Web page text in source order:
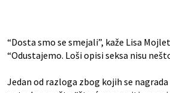
“Dosta smo se smejali”, kaže Lisa
“Odustajemo. Loši opisi seksa nisu
Jedan od razloga zbog kojih se